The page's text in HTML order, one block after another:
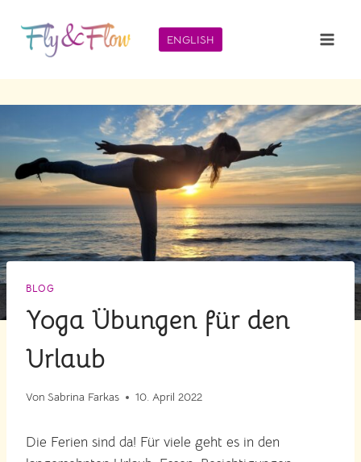
Inhalt
springen
ENGLISH
BLOG
Yoga Übungen für den
Urlaub
Von Sabrina Farkas 10. April 2022
Die Ferien sind da! Für viele geht es in den